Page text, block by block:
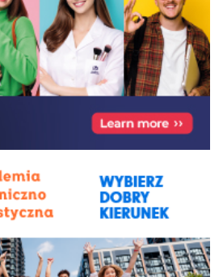
83-92 81-90 83-90 -
90+ 90+
83-92 81-90 71-82 -